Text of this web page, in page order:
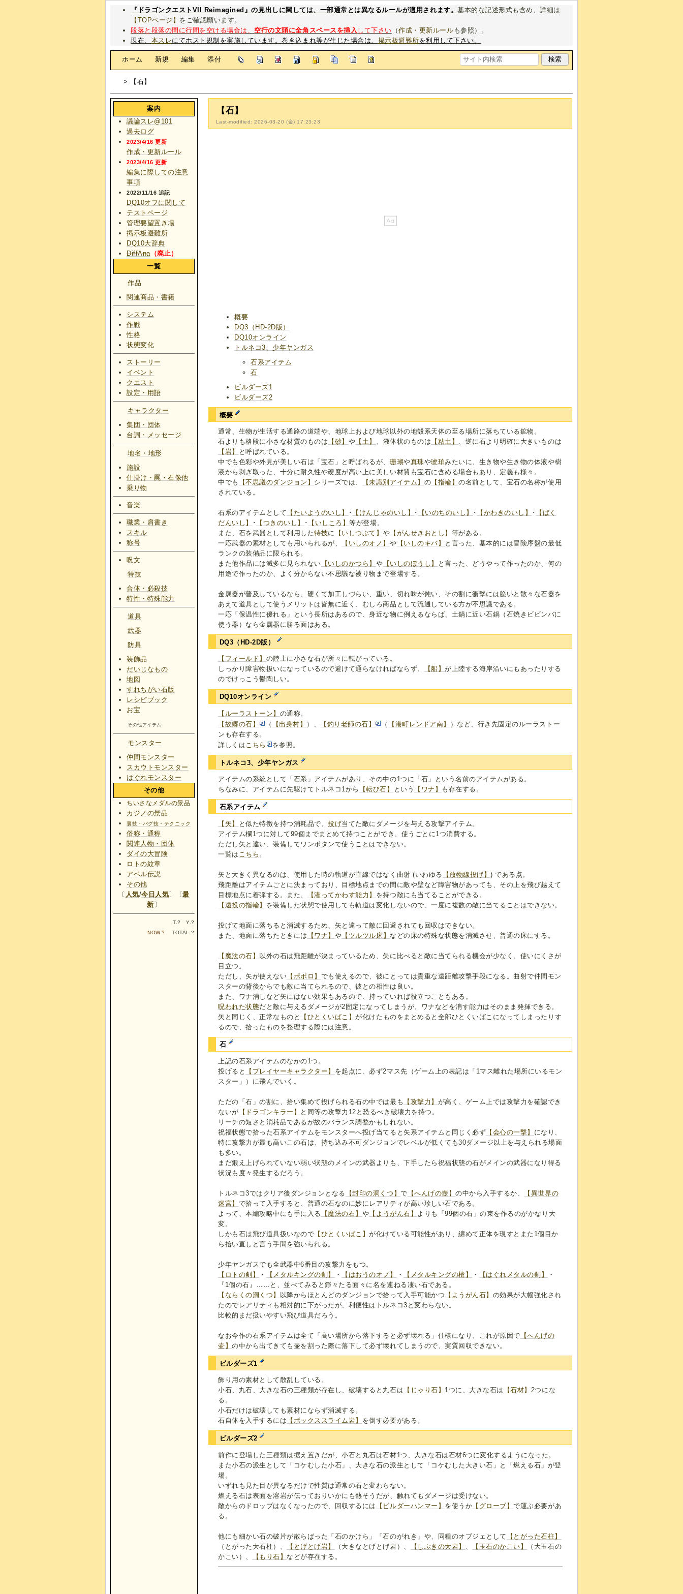
『ドラゴンクエストVII Reimagined』の見出しに関しては、一部通常とは異なるルールが適用されます。基本的な記述形式も含め、詳細は
【TOPページ】 をご確認願います。
段落と段落の間に行間を空ける場合は、 空行の文頭に全角スペースを挿入 して下さい （作成・更新ルール も参照）。
現在、 本スレにてホスト規制を実施しています。巻き込まれ等が生じた場合は、 掲示板避難所を利用して下さい。
ホーム 新規 編集 添付
> 【石】
【石】
Last-modified: 2026-03-20 (金) 17:23:23
概要
DQ3（HD-2D版）
DQ10オンライン
トルネコ3、少年ヤンガス
石系アイテム
石
ビルダーズ1
ビルダーズ2
概要
通常、生物が生活する通路の道端や、地球上および地球以外の地殻系天体の至る場所に落ちている鉱物。
石よりも格段に小さな材質のものは 【砂】 や 【土】 、液体状のものは 【粘土】 、逆に石より明確に大きいものは
【岩】
と呼ばれている。
中でも色彩や外見が美しい石は「宝石」と呼ばれるが、珊瑚や真珠や琥珀みたいに、生き物や生き物の体液や樹
液から剥ぎ取った、十分に耐久性や硬度が高い上に美しい材質も宝石に含める場合もあり、定義も様々。
中でも
【不思議のダンジョン】 シリーズでは、 【未識別アイテム】 の 【指輪】の名前として、宝石の名称が使用
されている。
石系のアイテムとして 【たいようのいし】 ･ 【けんじゃのいし】 ･ 【いのちのいし】 ･ 【かわきのいし】 ･
【ばく
だんいし】
･ 【つきのいし】 ･ 【いしころ】等が登場。
また、石を武器として利用した特技に 【いしつぶて】 や 【がんせきおとし】 等がある。
一応武器の素材としても用いられるが、
【いしのオノ】や 【いしのキバ】
と言った、基本的には冒険序盤の最低
ランクの装備品に限られる。
また他作品には滅多に見られない 【いしのかつら】 や 【いしのぼうし】
と言った、どうやって作ったのか、何の
用途で作ったのか、よく分からない不思議な被り物まで登場する。
金属器が普及しているなら、硬くて加工しづらい、重い、切れ味が鈍い、その割に衝撃には脆いと散々な石器を
あえて道具として使うメリットは皆無に近く、むしろ商品として流通している方が不思議である。
一応「保温性に優れる」という長所はあるので、身近な物に例えるならば、土鍋に近い石鍋（石焼きビビンバに
使う器）なら金属器に勝る面はある。
DQ3（HD-2D版）
【フィールド】 の陸上に小さな石が所々に転がっている。
しっかり障害物扱いになっているので避けて通らなければならず、
【船】が上陸する海岸沿いにもあったりする
のでけっこう鬱陶しい。
DQ10オンライン
【ルーラストーン】 の通称。
【故郷の石】
（ 【出身村】 ）、 【釣り老師の石】 （ 【港町レンドア南】
）など、行き先固定のルーラストー
ンも存在する。
詳しくは こちら を参照。
トルネコ3、少年ヤンガス
アイテムの系統として「石系」アイテムがあり、その中の1つに「石」という名前のアイテムがある。
ちなみに、アイテムに先駆けてトルネコ1から
【転び石】 という 【ワナ】 も存在する。
石系アイテム
【矢】 と似た特徴を持つ消耗品で、投げ当てた敵にダメージを与える攻撃アイテム。
アイテム欄1つに対して99個までまとめて持つことができ、使うごとに1つ消費する。
ただし矢と違い、装備してワンボタンで使うことはできない。
一覧は こちら 。
矢と大きく異なるのは、使用した時の軌道が直線ではなく曲射 (いわゆる 【放物線投げ】) である点。
飛距離はアイテムごとに決まっており、目標地点までの間に敵や壁など障害物があっても、その上を飛び越えて
目標地点に着弾する。また、
【潜ってかわす能力】 を持つ敵にも当てることができる。
【遠投の指輪】 を装備した状態で使用しても軌道は変化しないので、一度に複数の敵に当てることはできない。
投げて地面に落ちると消滅するため、矢と違って敵に回避されても回収はできない。
また、地面に落ちたときには
【ワナ】 や 【ツルツル床】 などの床の特殊な状態を消滅させ、普通の床にする。
【魔法の石】 以外の石は飛距離が決まっているため、矢に比べると敵に当てられる機会が少なく、使いにくさが
目立つ。
ただし、矢が使えない 【ポポロ】 でも使えるので、彼にとっては貴重な遠距離攻撃手段になる。曲射で仲間モン
スターの背後からでも敵に当てられるので、彼との相性は良い。
また、ワナ消しなど矢にはない効果もあるので、持っていれば役立つこともある。
呪われた状態だと敵に与えるダメージが2固定になってしまうが、ワナなどを消す能力はそのまま発揮できる。
矢と同じく、正常なものと
【ひとくいばこ】が化けたものをまとめると全部ひとくいばこになってしまったりす
るので、拾ったものを整理する際には注意。
石
上記の石系アイテムのなかの1つ。
投げると
【プレイヤーキャラクター】 を起点に、必ず2マス先（ゲーム上の表記は「1マス離れた場所にいるモン
スター」）に飛んでいく。
ただの「石」の割に、拾い集めて投げられる石の中では最も 【攻撃力】 が高く、ゲーム上では攻撃力を確認でき
ないが 【ドラゴンキラー】
と同等の攻撃力12と恐るべき破壊力を持つ。
リーチの短さと消耗品であるが故のバランス調整かもしれない。
祝福状態で拾った石系アイテムをモンスターへ投げ当てると矢系アイテムと同じく必ず 【会心の一撃】 になり、
特に攻撃力が最も高いこの石は、持ち込み不可ダンジョンでレベルが低くても30ダメージ以上を与えられる場面
も多い。
まだ鍛え上げられていない弱い状態のメインの武器よりも、下手したら祝福状態の石がメインの武器になり得る
状況も度々発生するだろう。
トルネコ3ではクリア後ダンジョンとなる 【封印の洞くつ】で 【へんげの壺】の中から入手するか、
【異世界の
迷宮】 で拾って入手すると、普通の石なのに妙にレアリティが高い珍しい石である。
よって、本編攻略中にも手に入る
【魔法の石】 や 【ようがん石】
よりも「99個の石」の束を作るのがかなり大
変。
しかも石は飛び道具扱いなので 【ひとくいばこ】が化けている可能性があり、纏めて正体を現すとまた1個目か
ら拾い直しと言う手間を強いられる。
少年ヤンガスでも全武器中6番目の攻撃力をもつ。
【ロトの剣】
・ 【メタルキングの剣】 ・ 【はおうのオノ】 ・ 【メタルキングの槍】 ・ 【はぐれメタルの剣】
・
『1個の石』……と、並べてみると錚々たる面々に名を連ねる凄い石である。
【ならくの洞くつ】
以降からほとんどのダンジョンで拾って入手可能かつ 【ようがん石】 の効果が大幅強化され
たのでレアリティも相対的に下がったが、利便性はトルネコ3と変わらない。
比較的まだ扱いやすい飛び道具だろう。
なお今作の石系アイテムは全て「高い場所から落下すると必ず壊れる」仕様になり、これが原因で 【へんげの
壷】の中から出てきても壷を割った際に落下して必ず壊れてしまうので、実質回収できない。
ビルダーズ1
飾り用の素材として散乱している。
小石、丸石、大きな石の三種類が存在し、破壊すると丸石は 【じゃり石】 1つに、大きな石は 【石材】 2つにな
る。
小石だけは破壊しても素材にならず消滅する。
石自体を入手するには 【ボックススライム岩】 を倒す必要がある。
ビルダーズ2
前作に登場した三種類は据え置きだが、小石と丸石は石材1つ、大きな石は石材6つに変化するようになった。
また小石の派生として「コケむした小石」、大きな石の派生として「コケむした大きい石」と「燃える石」が登
場。
いずれも見た目が異なるだけで性質は通常の石と変わらない。
燃える石は表面を溶岩が伝っておりいかにも熱そうだが、触れてもダメージは受けない。
敵からのドロップはなくなったので、回収するには
【ビルダーハンマー】 を使うか 【グローブ】で運ぶ必要があ
る。
他にも細かい石の破片が散らばった「石のかけら」「石のがれき」や、同種のオブジェとして
【とがった石柱】
（とがった大石柱）、
【とげとげ岩】 （大きなとげとげ岩）、 【しぶきの大岩】 【玉石のかこい】
（大玉石の
かこい）、
【もり石】 などが存在する。
案内
議論スレ@101
過去ログ
2023/4/16 更新
作成・更新ルール
2023/4/16 更新
編集に際しての注意
事項
2022/11/16 追記
DQ10オフに関して
テストページ
管理要望置き場
掲示板避難所
DQ10大辞典
DiffAna（廃止）
一覧
作品
関連商品・書籍
システム
作戦
性格
状態変化
ストーリー
イベント
クエスト
設定・用語
キャラクター
集団・団体
台詞・メッセージ
地名・地形
施設
仕掛け・罠・石像他
乗り物
音楽
職業・肩書き
スキル
称号
呪文
特技
合体・必殺技
特性・特殊能力
道具
武器
防具
装飾品
だいじなもの
地図
すれちがい石版
レシピブック
お宝
その他アイテム
モンスター
仲間モンスター
スカウトモンスター
はぐれモンスター
その他
ちいさなメダルの景品
カジノの景品
裏技・バグ技・テクニック
俗称・通称
関連人物・団体
ダイの大冒険
ロトの紋章
アベル伝説
その他
〔 人気/今日人気〕〔最
新 〕
T.? Y.?
NOW.? TOTAL.?